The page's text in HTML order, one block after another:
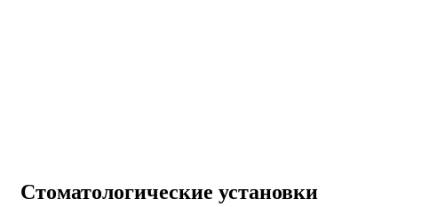
Стоматологические установки